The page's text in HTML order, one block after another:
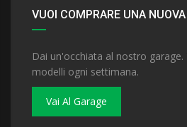
VUOI COMPRARE UNA
Dai un'occhiata al nostro
modelli ogni settimana.
Vai Al Garage